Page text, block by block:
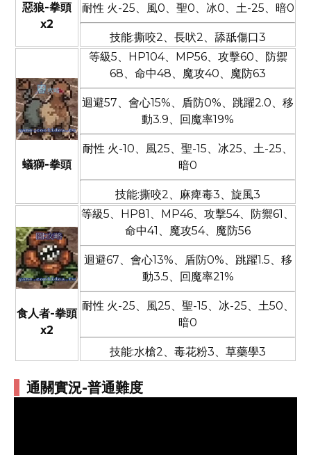
惡狼-拳頭
x2
耐性 火-25、風0、聖0、冰0、土-25、暗0
技能:撕咬2、長吠2、舔舐傷口3
蟻獅-拳頭
等級5、HP104、MP56、攻擊60、防禦
68、命中48、魔攻40、魔防63
迴避57、會心15%、盾防0%、跳躍2.0、移
動3.9、回魔率19%
耐性 火-10、風25、聖-15、冰25、土-25、
暗0
技能:撕咬2、麻痺毒3、旋風3
食人者-拳頭
x2
等級5、HP81、MP46、攻擊54、防禦61、
命中41、魔攻54、魔防56
迴避67、會心13%、盾防0%、跳躍1.5、移
動3.5、回魔率21%
耐性 火-25、風25、聖-15、冰-25、土50、
暗0
技能:水槍2、毒花粉3、草藥學3
通關實況-普通難度